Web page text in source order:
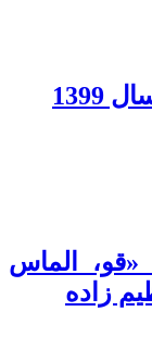
«قو، الماس
زاده